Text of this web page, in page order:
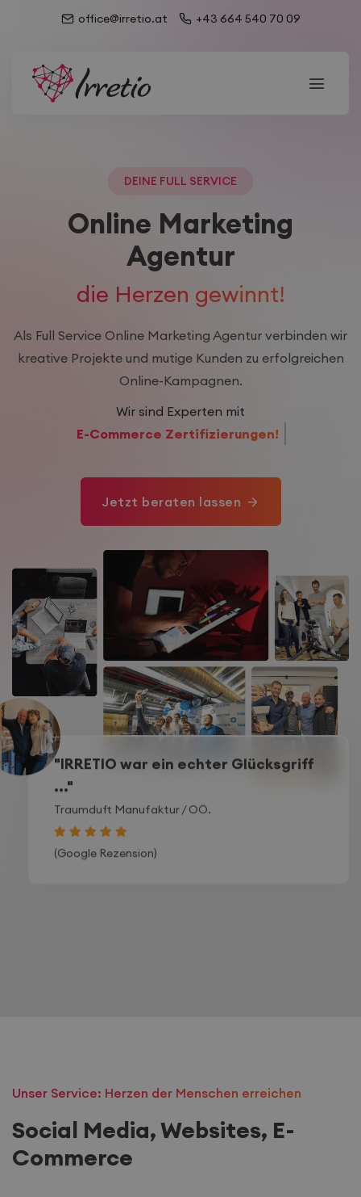
office@irretio.at +43 664 540 70 09
DEINE FULL SERVICE
Online Marketing
Agentur
die Herzen gewinnt!
Als Full Service Online Marketing Agentur verbinden wir
kreative Projekte und mutige Kunden zu erfolgreichen
Online-Kampagnen.
Wir sind Experten mit
26+ Jahren Erfahrung!
Jetzt beraten lassen
"IRRETIO war ein echter Glücksgriff
..."
/ OÖ.
(Google Rezension)
Unser Service: Herzen der Menschen erreichen
Social Media, Websites, E-
Commerce